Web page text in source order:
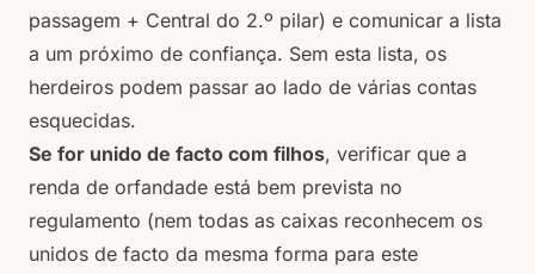
passagem + Central do 2.º pilar) e comunicar a lista
a um próximo de confiança. Sem esta lista, os
herdeiros podem passar ao lado de várias contas
esquecidas.
Se for unido de facto com filhos, verificar que a
renda de orfandade está bem prevista no
regulamento (nem todas as caixas reconhecem os
unidos de facto da mesma forma para este